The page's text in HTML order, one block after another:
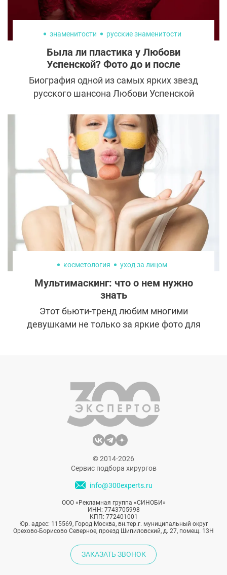
опытным и только ли стаж важен при
выборе хирурга?
знаменитости русские знаменитости
Была ли пластика у Любови
Успенской? Фото до и после
Биография одной из самых ярких звезд
русского шансона Любови Успенской
сюжетными поворотами сериал. А когда-
то давно маленькая киевская девочка
даже и представить себе не могла, что ее
ждет такая блестящая и необычная
судьба.
косметология уход за лицом
Мультимаскинг: что о нем нужно
знать
Этот бьюти-тренд любим многими
девушками не только за яркие фото для
не более 15 минут. Рассказываем о
простых правилах, которые помогут
получить от мультимаскинга максимум
эффекта и не навредить коже.
© 2014-2026
Сервис подбора хирургов
info@300experts.ru
ООО «Рекламная группа «СИНОБИ»
ИНН: 7743705998
КПП: 772401001
Юр. адрес: 115569, Город Москва, вн.тер.г. муниципальный округ
Орехово-Борисово Северное, проезд Шипиловский, д. 27, помещ. 13Н
ЗАКАЗАТЬ ЗВОНОК